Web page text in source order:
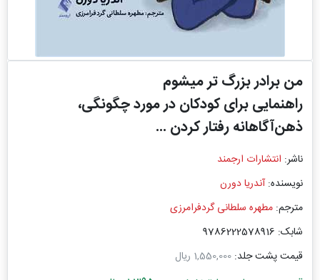
من برادر بزرگ تر میشوم
راهنمایی برای کودکان در مورد چگونگی،
ذهن‌آگاهانه رفتار کردن ...
ناشر: انتشارات ارجمند
نویسنده:آندریا دورن
مترجم: مطهره سلطانی گردفرامرزی
شابک: 9786222578916
قیمت پشت جلد: 1,550,000 ریال